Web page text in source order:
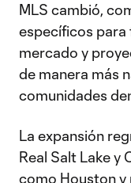
MLS cambió,
específicos para
mercado y
de manera más
comunidades
La expansión
Real Salt Lake y
como Houston